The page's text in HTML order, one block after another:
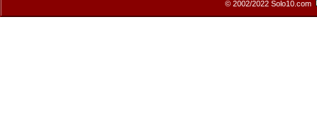
© 2002/2022 Solo10.com